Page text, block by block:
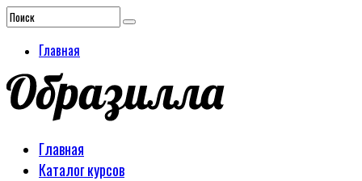
Главная
Главная
Каталог курсов